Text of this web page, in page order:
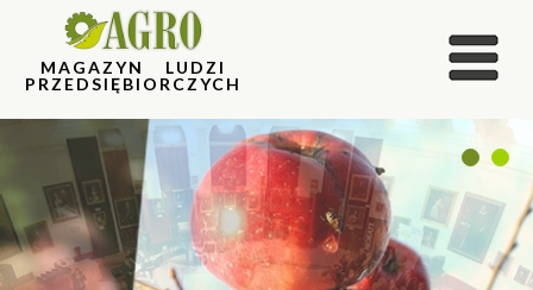
MAGAZYN LUDZI
PRZEDSIĘBIORCZYCH
1 2